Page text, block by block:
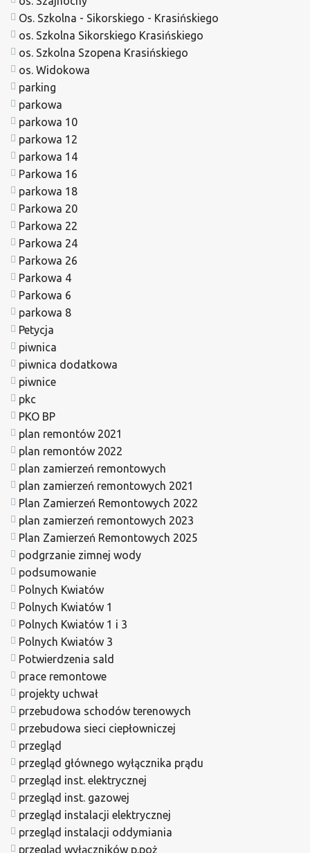
Os. Szkolna - Sikorskiego - Krasińskiego
os. Szkolna Sikorskiego Krasińskiego
os. Szkolna Szopena Krasińskiego
os. Widokowa
parking
parkowa
parkowa 10
parkowa 12
parkowa 14
Parkowa 16
parkowa 18
Parkowa 20
Parkowa 22
Parkowa 24
Parkowa 26
Parkowa 4
Parkowa 6
parkowa 8
Petycja
piwnica
piwnica dodatkowa
piwnice
pkc
PKO BP
plan remontów 2021
plan remontów 2022
plan zamierzeń remontowych
plan zamierzeń remontowych 2021
Plan Zamierzeń Remontowych 2022
plan zamierzeń remontowych 2023
Plan Zamierzeń Remontowych 2025
podgrzanie zimnej wody
podsumowanie
Polnych Kwiatów
Polnych Kwiatów 1
Polnych Kwiatów 1 i 3
Polnych Kwiatów 3
Potwierdzenia sald
prace remontowe
projekty uchwał
przebudowa schodów terenowych
przebudowa sieci ciepłowniczej
przegląd
przegląd głównego wyłącznika prądu
przegląd inst. elektrycznej
przegląd inst. gazowej
przegląd instalacji elektrycznej
przegląd instalacji oddymiania
przegląd wyłączników p.poż